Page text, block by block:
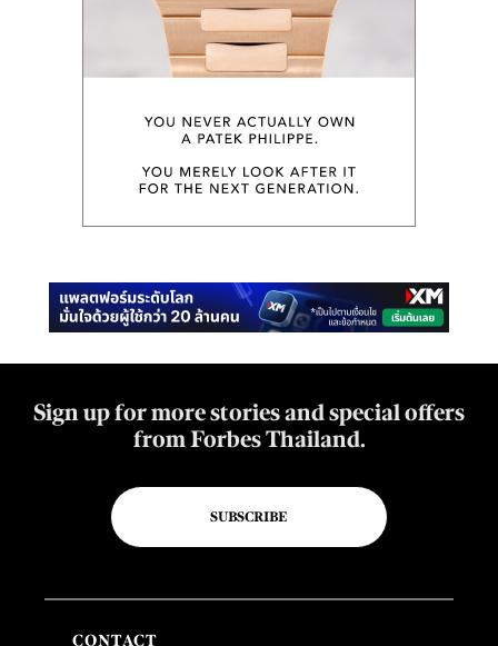
Sign up for more stories and special offers
from Forbes Thailand.
SUBSCRIBE
CONTACT